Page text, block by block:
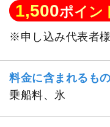
1,500ポイン
※申し込み代表者
料金に含まれるもの
乗船料、氷